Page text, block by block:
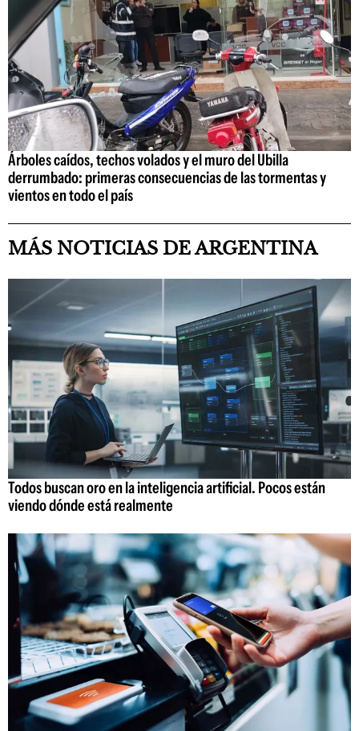
Árboles caídos, techos volados y el muro del Ubilla
derrumbado: primeras consecuencias de las tormentas y
vientos en todo el país
MÁS NOTICIAS DE ARGENTINA
Todos buscan oro en la inteligencia artificial. Pocos están
viendo dónde está realmente